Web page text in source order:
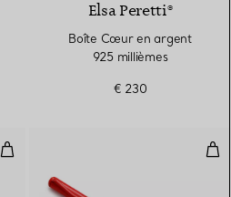
Elsa Peretti®
Boîte Cœur en argent
925 millièmes
€ 230
Stylo à bille